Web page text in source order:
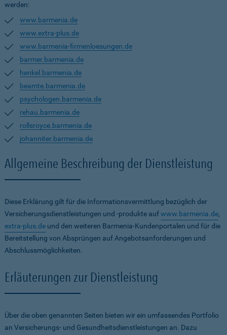
werden:
www.barmenia.de
www.extra-plus.de
www.barmenia-firmenloesungen.de
barmer.barmenia.de
henkel.barmenia.de
beamte.barmenia.de
psychologen.barmenia.de
rehau.barmenia.de
rollsroyce.barmenia.de
johanniter.barmenia.de
Allgemeine Beschreibung der Dienstleistung
Diese Erklärung gilt für die Informationsvermittlung bezüglich der
Versicherungsdienstleistungen und -produkte aufwww.barmenia.de,
extra-plus.de und den weiteren Barmenia-Kundenportalen und für die
Bereitstellung von Absprüngen auf Angebotsanforderungen und
Abschlussmöglichkeiten.
Erläuterungen zur Dienstleistung
Über die oben genannten Seiten bieten wir ein umfassendes Portfolio
an Versicherungs- und Gesundheitsdienstleistungen an. Dazu